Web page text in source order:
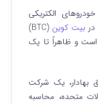
الکتریکی
دربیت کوین
(BTC)
و ظاهراً تا یک
بهادار، یک شرکت
متحده، محاسبه